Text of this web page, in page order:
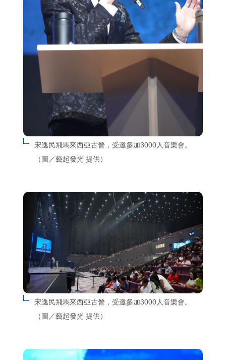
宋逸民飛馬來西亞古晉，受邀參加3000人音樂會。
（圖／藝起發光 提供）
宋逸民飛馬來西亞古晉，受邀參加3000人音樂會。
（圖／藝起發光 提供）